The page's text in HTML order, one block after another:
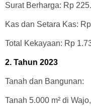
Surat Berharga: Rp
Kas dan Setara Kas:
Total Kekayaan: Rp
2. Tahun 2023
Tanah dan Bangunan:
Tanah 5.000 m² di